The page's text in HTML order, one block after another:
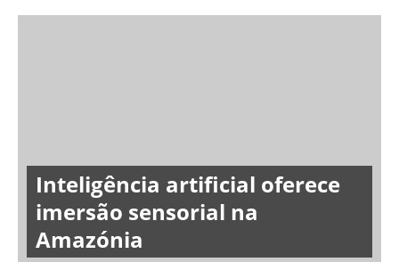
Inteligência artificial oferece
imersão sensorial na
Amazónia